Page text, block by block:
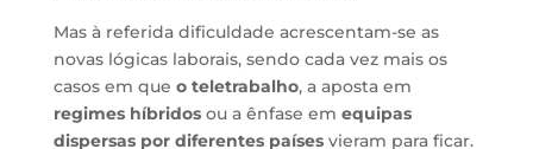
Mas à referida dificuldade acrescentam-se as
novas lógicas laborais, sendo cada vez mais os
casos em que o teletrabalho, a aposta em
regimes híbridosou a ênfase em equipas
dispersas por diferentes paísesvieram para ficar.